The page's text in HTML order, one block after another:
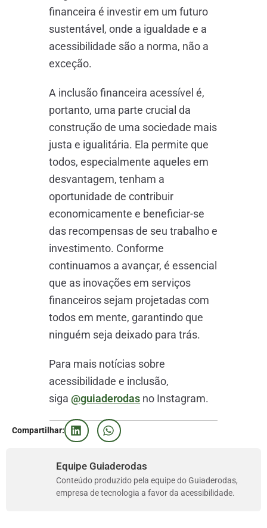
financeira é investir em um futuro
sustentável, onde a igualdade e a
acessibilidade são a norma, não a
exceção.
A inclusão financeira acessível é,
portanto, uma parte crucial da
construção de uma sociedade mais
justa e igualitária. Ela permite que
todos, especialmente aqueles em
desvantagem, tenham a
oportunidade de contribuir
economicamente e beneficiar-se
das recompensas de seu trabalho e
investimento. Conforme
continuamos a avançar, é essencial
que as inovações em serviços
financeiros sejam projetadas com
todos em mente, garantindo que
ninguém seja deixado para trás.
Para mais notícias sobre
acessibilidade e inclusão,
siga@guiaderodas no Instagram.
Compartilhar:
Equipe Guiaderodas
Conteúdo produzido pela equipe do Guiaderodas,
empresa de tecnologia a favor da acessibilidade.